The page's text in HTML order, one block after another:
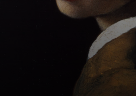
família
próspera,
da
pais de